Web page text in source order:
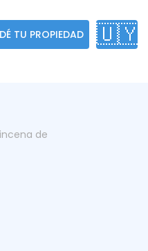
TU PROPIEDAD 🇺🇾
de